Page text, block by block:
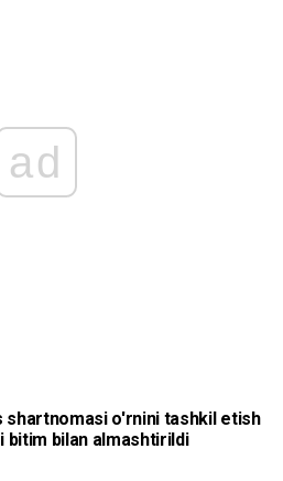
ad
shartnomasi o'rnini tashkil etish
bitim bilan almashtirildi